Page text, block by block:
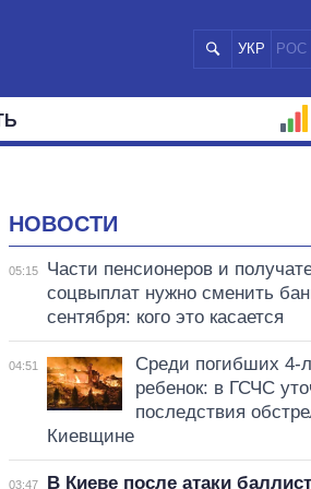
УКР РОС
НОВОСТИ
05:15
Части пенсионеров и
соцвыплат нужно сменить
сентября: кого это касается
04:51
Среди погибших 4-
ребенок: в ГСЧС
последствия
Киевщине
03:47
В Киеве после атаки